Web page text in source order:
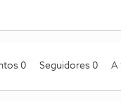
0 Seguidores 0 A